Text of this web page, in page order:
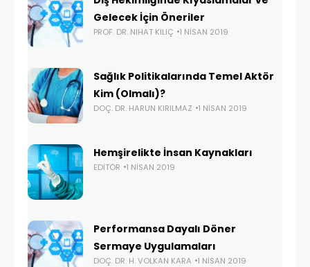
Gelecek İçin Öneriler
PROF. DR. NIHAT KILIÇ 1 NISAN 2019
Sağlık Politikalarında Temel Aktör
Kim (Olmalı)?
DOÇ. DR. HARUN KIRILMAZ 1 NISAN 2019
Hemşirelikte İnsan Kaynakları
EDITÖR 1 NISAN 2019
Performansa Dayalı Döner
Sermaye Uygulamaları
DOÇ. DR. H. VOLKAN KARA 1 NISAN 2019